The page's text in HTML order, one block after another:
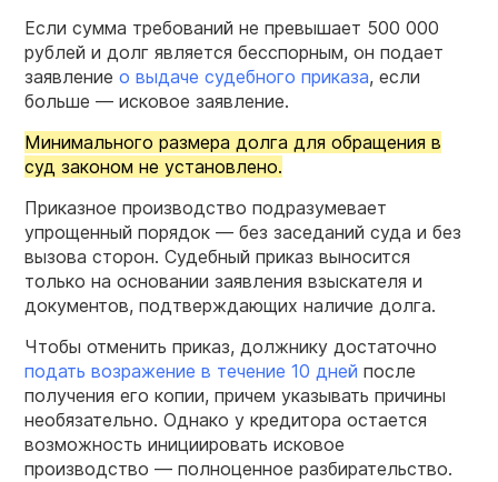
Если сумма требований не превышает 500 000
рублей и долг является бесспорным, он подает
заявление о выдаче судебного приказа, если
больше — исковое заявление.
Минимального размера долга для обращения в
суд законом не установлено.
Приказное производство подразумевает
упрощенный порядок — без заседаний суда и без
вызова сторон. Судебный приказ выносится
только на основании заявления взыскателя и
документов, подтверждающих наличие долга.
Чтобы отменить приказ, должнику достаточно
подать возражение в течение 10 дней после
получения его копии, причем указывать причины
необязательно. Однако у кредитора остается
возможность инициировать исковое
производство — полноценное разбирательство.